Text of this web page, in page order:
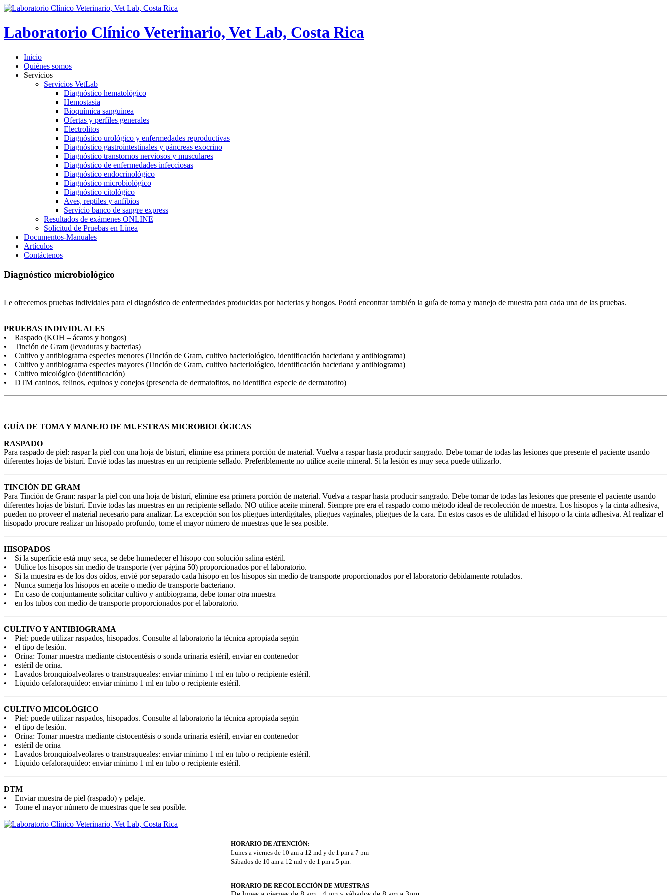
Laboratorio Clínico Veterinario, Vet Lab, Costa Rica
Inicio
Quiénes somos
Servicios
Servicios VetLab
Diagnóstico hematológico
Hemostasia
Bioquímica sanguinea
Ofertas y perfiles generales
Electrolitos
Diagnóstico urológico y enfermedades reproductivas
Diagnóstico gastrointestinales y páncreas exocrino
Diagnóstico transtornos nerviosos y musculares
Diagnóstico de enfermedades infecciosas
Diagnóstico endocrinológico
Diagnóstico microbiológico
Diagnóstico citológico
Aves, reptiles y anfibios
Servicio banco de sangre express
Resultados de exámenes ONLINE
Solicitud de Pruebas en Línea
Documentos-Manuales
Artículos
Contáctenos
Diagnóstico microbiológico
Le ofrecemos pruebas individales para el diagnóstico de enfermedades producidas por bacterias y hongos. Podrá encontrar también la guía de toma y manejo de muestra para cada una de las pruebas.
PRUEBAS INDIVIDUALES
• Raspado (KOH – ácaros y hongos)
• Tinción de Gram (levaduras y bacterias)
• Cultivo y antibiograma especies menores (Tinción de Gram, cultivo bacteriológico, identificación bacteriana y antibiograma)
• Cultivo y antibiograma especies mayores (Tinción de Gram, cultivo bacteriológico, identificación bacteriana y antibiograma)
• Cultivo micológico (identificación)
• DTM caninos, felinos, equinos y conejos (presencia de dermatofitos, no identifica especie de dermatofito)
GUÍA DE TOMA Y MANEJO DE MUESTRAS MICROBIOLÓGICAS
RASPADO
Para raspado de piel: raspar la piel con una hoja de bisturí, elimine esa primera porción de material. Vuelva a raspar hasta producir sangrado. Debe tomar de todas las lesiones que presente el paciente usando
diferentes hojas de bisturí. Envié todas las muestras en un recipiente sellado. Preferiblemente no utilice aceite mineral. Si la lesión es muy seca puede utilizarlo.
TINCIÓN DE GRAM
Para Tinción de Gram: raspar la piel con una hoja de bisturí, elimine esa primera porción de material. Vuelva a raspar hasta producir sangrado. Debe tomar de todas las lesiones que presente el paciente usando
diferentes hojas de bisturí. Envie todas las muestras en un recipiente sellado. NO utilice aceite mineral. Siempre pre era el raspado como método ideal de recolección de muestra. Los hisopos y la cinta adhesiva,
pueden no proveer el material necesario para analizar. La excepción son los pliegues interdigitales, pliegues vaginales, pliegues de la cara. En estos casos es de ultilidad el hisopo o la cinta adhesiva. Al realizar el
hisopado procure realizar un hisopado profundo, tome el mayor número de muestras que le sea posible.
HISOPADOS
• Si la superficie está muy seca, se debe humedecer el hisopo con solución salina estéril.
• Utilice los hisopos sin medio de transporte (ver página 50) proporcionados por el laboratorio.
• Si la muestra es de los dos oídos, envié por separado cada hisopo en los hisopos sin medio de transporte proporcionados por el laboratorio debidamente rotulados.
• Nunca sumerja los hisopos en aceite o medio de transporte bacteriano.
• En caso de conjuntamente solicitar cultivo y antibiograma, debe tomar otra muestra
• en los tubos con medio de transporte proporcionados por el laboratorio.
CULTIVO Y ANTIBIOGRAMA
• Piel: puede utilizar raspados, hisopados. Consulte al laboratorio la técnica apropiada según
• el tipo de lesión.
• Orina: Tomar muestra mediante cistocentésis o sonda urinaria estéril, enviar en contenedor
• estéril de orina.
• Lavados bronquioalveolares o transtraqueales: enviar mínimo 1 ml en tubo o recipiente estéril.
• Líquido cefaloraquídeo: enviar mínimo 1 ml en tubo o recipiente estéril.
CULTIVO MICOLÓGICO
• Piel: puede utilizar raspados, hisopados. Consulte al laboratorio la técnica apropiada según
• el tipo de lesión.
• Orina: Tomar muestra mediante cistocentésis o sonda urinaria estéril, enviar en contenedor
• estéril de orina
• Lavados bronquioalveolares o transtraqueales: enviar mínimo 1 ml en tubo o recipiente estéril.
• Líquido cefaloraquídeo: enviar mínimo 1 ml en tubo o recipiente estéril.
DTM
• Enviar muestra de piel (raspado) y pelaje.
• Tome el mayor número de muestras que le sea posible.
HORARIO DE ATENCIÓN:
Lunes a viernes de 10 am a 12 md y de 1 pm a 7 pm
Sábados de 10 am a 12 md y de 1 pm a 5 pm.
HORARIO DE RECOLECCIÓN DE MUESTRAS